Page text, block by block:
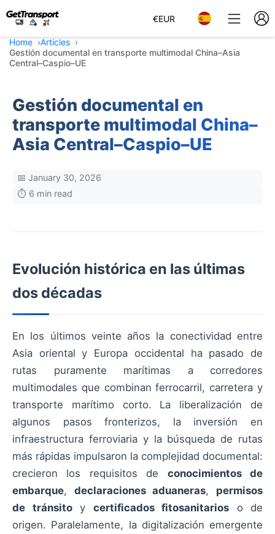
€EUR
Home
Articles
Gestión documental en transporte multimodal China–Asia
Central–Caspio–UE
Gestión documental en
transporte multimodal China–
Asia Central–Caspio–UE
📅 January 30, 2026
⏱️ 6 min read
Evolución histórica en las últimas
dos décadas
En los últimos veinte años la conectividad entre
Asia oriental y Europa occidental ha pasado de
rutas puramente marítimas a corredores
multimodales que combinan ferrocarril, carretera y
transporte marítimo corto. La liberalización de
algunos pasos fronterizos, la inversión en
infraestructura ferroviaria y la búsqueda de rutas
más rápidas impulsaron la complejidad documental:
crecieron los requisitos de conocimientos de
embarque, declaraciones aduaneras, permisos
de tránsitoy certificados fitosanitarios o de
origen. Paralelamente, la digitalización emergente